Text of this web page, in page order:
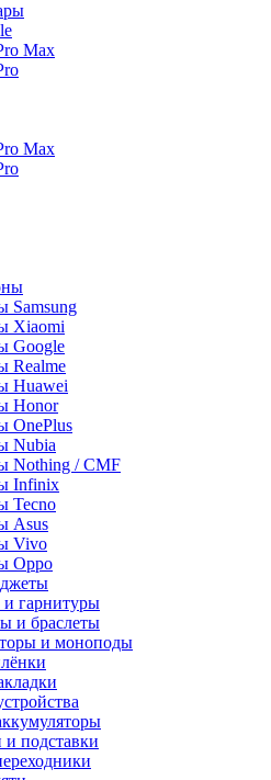
Max
Max
Samsung
Xiaomi
Google
Realme
Huawei
Honor
OnePlus
Nubia
Nothing / CMF
Infinix
Tecno
Asus
Vivo
Oppo
гарнитуры
и браслеты
и моноподы
и подставки